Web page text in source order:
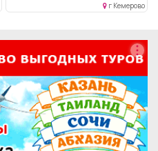
г Кемерово